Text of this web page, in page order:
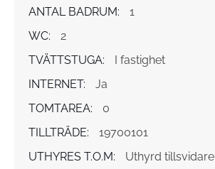
ANTAL BADRUM:
1
WC:
2
TVÄTTSTUGA:
I fastighet
INTERNET:
Ja
TOMTAREA:
0
TILLTRÄDE:
19700101
UTHYRES T.O.M:
Uthyrd tillsvidare